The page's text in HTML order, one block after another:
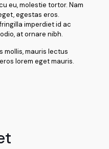
eu, molestie tortor. Nam
egestas eros.
imperdiet id ac
at ornare nibh.
mollis, mauris lectus
lorem eget mauris.